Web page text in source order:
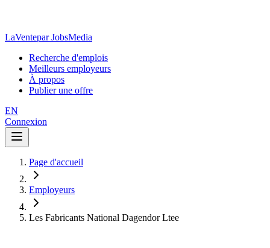
LaVentepar JobsMedia
Recherche d'emplois
Meilleurs employeurs
À propos
Publier une offre
EN
Connexion
Page d'accueil
Employeurs
Les Fabricants National Dagendor Ltee